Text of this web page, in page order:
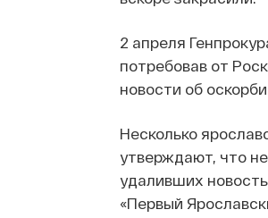
2 апреля
потребовав от
новости об
Несколько
утверждают, что
удаливших
«Первый